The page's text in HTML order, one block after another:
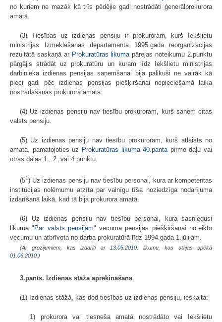
no kuriem ne mazāk kā trīs pēdējie gadi nostrādāti ģenerālprokurora
amatā.
(3) Tiesības uz izdienas pensiju ir prokuroram, kurš Iekšlietu
ministrijas Izmeklēšanas departamenta 1995.gada reorganizācijas
rezultātā saskaņā ar Prokuratūras likuma pārejas noteikumu 2.punktu
pārgājis strādāt uz prokuratūru un kuram līdz Iekšlietu ministrijas
darbinieka izdienas pensijas saņemšanai bija palikuši ne vairāk kā
pieci gadi pēc izdienas pensijas piešķiršanai nepieciešamā laika
nostrādāšanas prokurora amatā.
(4) Uz izdienas pensiju nav tiesību prokuroram, kurš saņem citas
valsts pensiju.
(5) Uz izdienas pensiju nav tiesību prokuroram, kurš atlaists no
amata, pamatojoties uz Prokuratūras likuma 40.panta pirmo daļu vai
otrās daļas 1., 2. vai 4.punktu.
(51) Uz izdienas pensiju nav tiesību personai, kura ar kompetentas
institūcijas nolēmumu atzīta par vainīgu tīša noziedzīga nodarījuma
izdarīšanā laikā, kad tā bija prokurora amatā.
(6) Uz izdienas pensiju nav tiesību personai, kura sasniegusi
likumā " Par valsts pensijām" vecuma pensijas piešķiršanai noteikto
vecumu un atbrīvota no darba prokuratūrā līdz 1994.gada 1.jūlijam.
(Ar grozījumiem, kas izdarīti ar 13.05.2010 . likumu, kas stājas spēkā
01.06.2010. )
3.pants. Izdienas stāža aprēķināšana
(1) Izdienas stāžā, kas dod tiesības uz izdienas pensiju, ieskaita:
1) prokurora vai tiesneša amatā nostrādāto vai Iekšlietu